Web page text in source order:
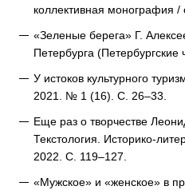
коллективная монография
«Зеленые берега» Г.
Петербурга
У истоков культурного
2021. № 1 (16). С. 26–33.
Еще раз о творчестве
Текстология. Историко-
2022. С. 119–127.
«Мужское» и «женское» в